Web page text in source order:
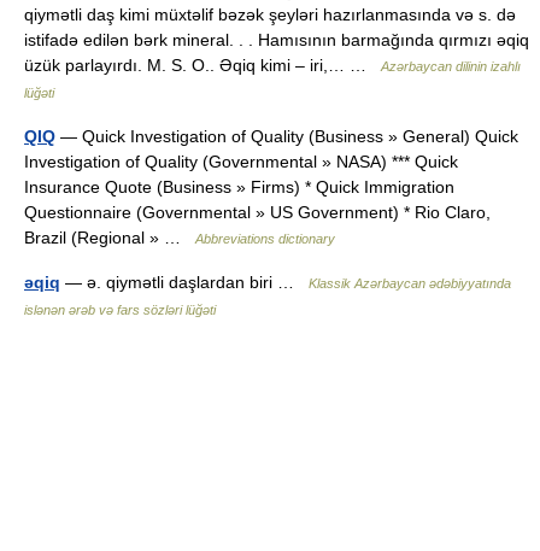
qiymətli daş kimi müxtəlif bəzək şeyləri hazırlanmasında və s. də
istifadə edilən bərk mineral. . . Hamısının barmağında qırmızı əqiq
üzük parlayırdı. M. S. O.. Əqiq kimi – iri,… …
Azərbaycan dilinin izahlı
lüğəti
QIQ — Quick Investigation of Quality (Business » General) Quick
Investigation of Quality (Governmental » NASA) *** Quick
Insurance Quote (Business » Firms) * Quick Immigration
Questionnaire (Governmental » US Government) * Rio Claro,
Brazil (Regional » …
Abbreviations dictionary
əqiq — ə. qiymətli daşlardan biri …
Klassik Azərbaycan ədəbiyyatında
islənən ərəb və fars sözləri lüğəti